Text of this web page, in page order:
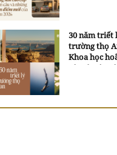
30 năm triết
trường thọ
Khoa học
và trí tuệ